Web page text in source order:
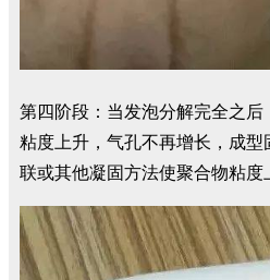
第四阶段：当发泡分解完全之
粘度上升，气孔不再增长，成
联或其他凝固方法使聚合物粘度